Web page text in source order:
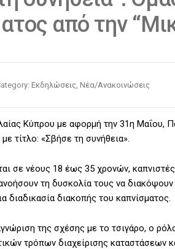
από την
Εκδηλώσεις, Νέα/Ανακοινώσεις
Κύπρου με αφορμή την 31η Μαΐου,
τίτλο: «Σβήσε τη συνήθεια».
σε νέους 18 έως 35 χρονών,
τη δυσκολία τους να διακόψουν
διαδικασία διακοπής του καπνίσματος.
της σχέσης με το τσιγάρο, ο
τρόπων διαχείρισης καταστάσεων